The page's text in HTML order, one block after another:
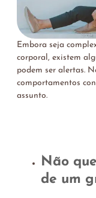
Embora seja
corporal, existem
podem ser alertas.
comportamentos
assunto.
Não
de um